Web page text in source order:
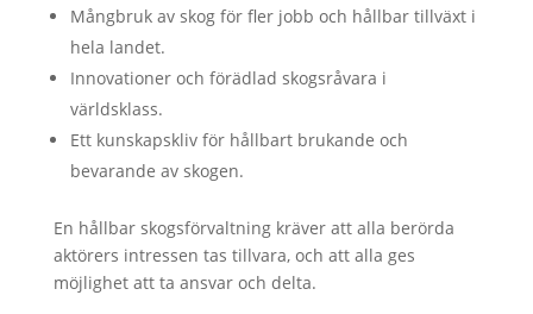
Mångbruk av skog för fler jobb och hållbar tillväxt i
hela landet.
Innovationer och förädlad skogsråvara i
världsklass.
Ett kunskapskliv för hållbart brukande och
bevarande av skogen.
En hållbar skogsförvaltning kräver att alla berörda
aktörers intressen tas tillvara, och att alla ges
möjlighet att ta ansvar och delta.